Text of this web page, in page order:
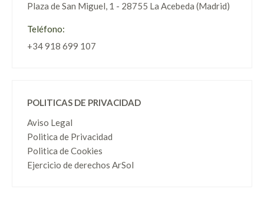
Plaza de San Miguel, 1 - 28755 La Acebeda (Madrid)
Teléfono:
+34 918 699 107
POLITICAS DE PRIVACIDAD
Aviso Legal
Politica de Privacidad
Politica de Cookies
Ejercicio de derechos ArSol